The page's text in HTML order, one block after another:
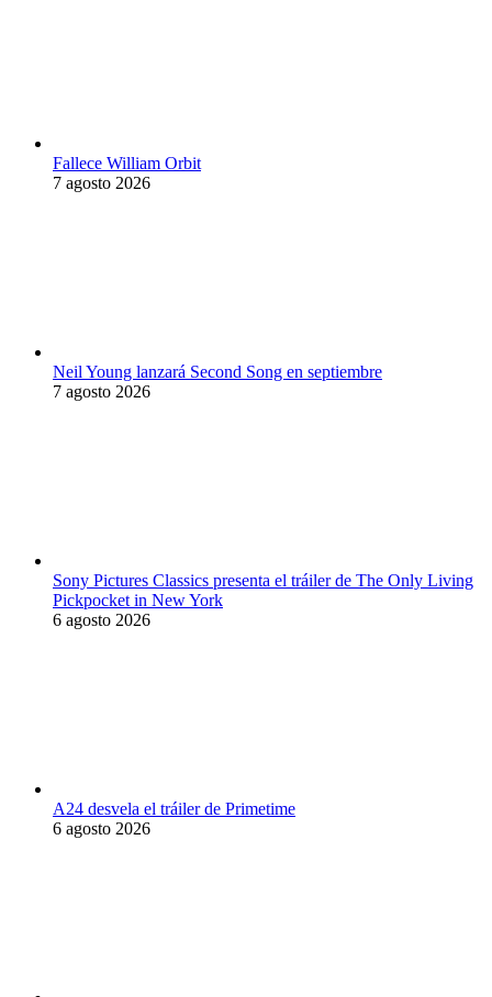
Fallece William Orbit
7 agosto 2026
Neil Young lanzará Second Song en septiembre
7 agosto 2026
Sony Pictures Classics presenta el tráiler de The Only Living
Pickpocket in New York
6 agosto 2026
A24 desvela el tráiler de Primetime
6 agosto 2026